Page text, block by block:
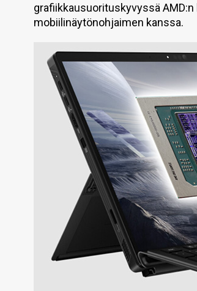
grafiikkausuorituskyvyssä
mobiilinäytönohjaimen kanssa.